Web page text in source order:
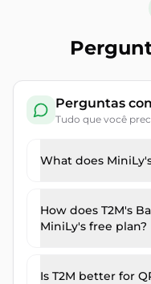
Perguntas
Tudo que você
What does
How does T2M's
MiniLy's free plan?
Is T2M better for